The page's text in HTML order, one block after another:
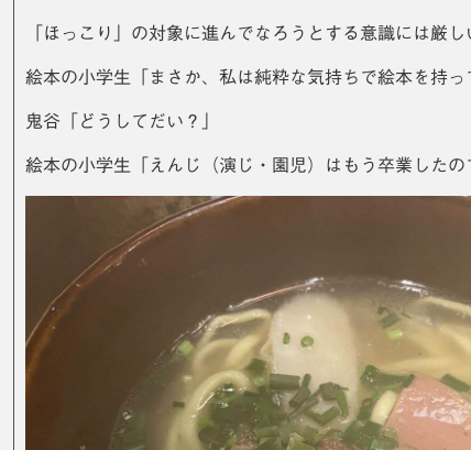
「ほっこり」の対象に進んでなろうとする意識には厳し
絵本の小学生「まさか、私は純粋な気持ちで絵本を持っ
鬼谷「どうしてだい？」
絵本の小学生「えんじ（演じ・園児）はもう卒業したの